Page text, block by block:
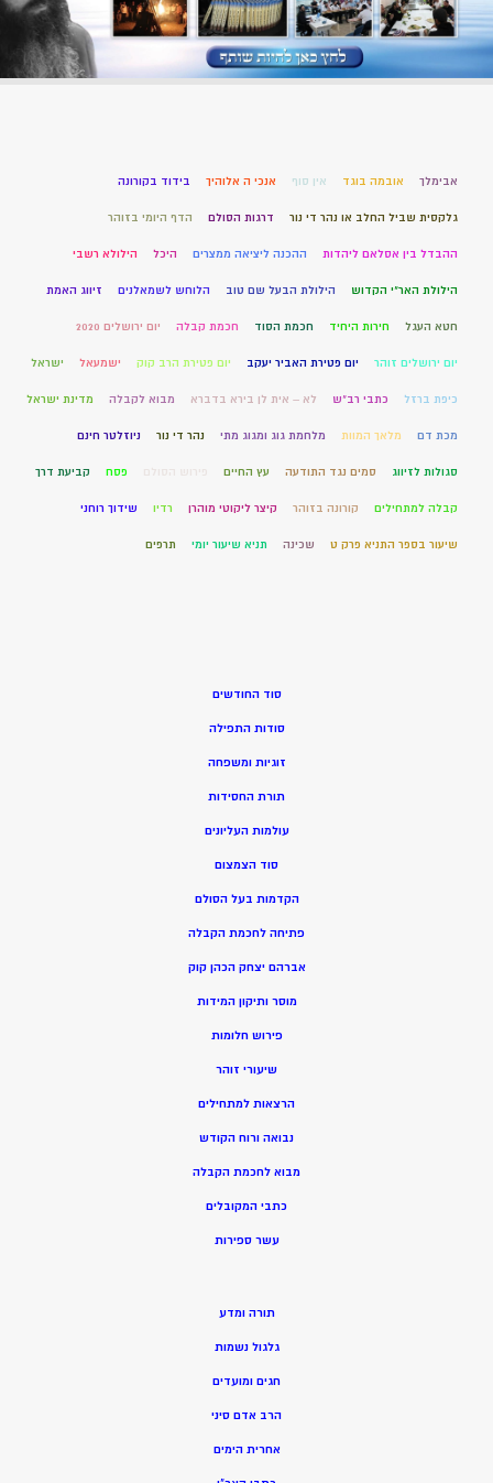
אבימלך אובמה בוגד אין סוף אנכי ה אלוהיך בידוד בקורונה
גלקסית שביל החלב או נהר די נור דרגות הסולם הדף היומי בזוהר
ההבדל בין אסלאם ליהדות ההכנה ליציאה ממצרים היכל הילולא רשבי
הילולת האר"י הקדוש הילולת הבעל שם טוב הלוחש לשמאלנים זיווג האמת
חטא העגל חירות היחיד חכמת הסוד חכמת קבלה יום ירושלים 2020
יום ירושלים זוהר יום פטירת האביר יעקב יום פטירת הרב קוק ישמעאל ישראל
כיפת ברזל כתבי רב"ש לא – אית לן בירא בדברא מבוא לקבלה מדינת ישראל
מכת דם מלאך המוות מלחמת גוג ומגוג מתי נהר די נור ניוזלטר חינם
סגולות לזיווג סמים נגד התודעה עץ החיים פסח קביעת דרך
קבלה למתחילים קורונה בזוהר קיצר ליקוטי מוהרן רדיו שידוך רוחני
שיעור בספר התניא פרק ט שכינה תניא שיעור יומי תרפים
סוד החודשים
סודות התפילה
זוגיות ומשפחה
תורת החסידות
עולמות העליונים
סוד הצמצום
הקדמות בעל הסולם
פתיחה לחכמת הקבלה
אברהם יצחק הכהן קוק
מוסר ותיקון המידות
פירוש חלומות
שיעורי זוהר
הרצאות למתחילים
נבואה ורוח הקודש
מבוא לחכמת הקבלה
כתבי המקובלים
עשר ספירות
תורה ומדע
גלגול נשמות
חגים ומועדים
הרב אדם סיני
אחרית הימים